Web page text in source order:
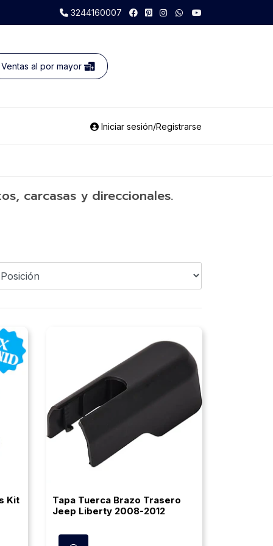
3244160007
Ventas al por mayor
Iniciar sesión/Registrarse
carcasas y direccionales.
Kit
Tapa Tuerca Brazo Trasero
Jeep Liberty 2008-2012